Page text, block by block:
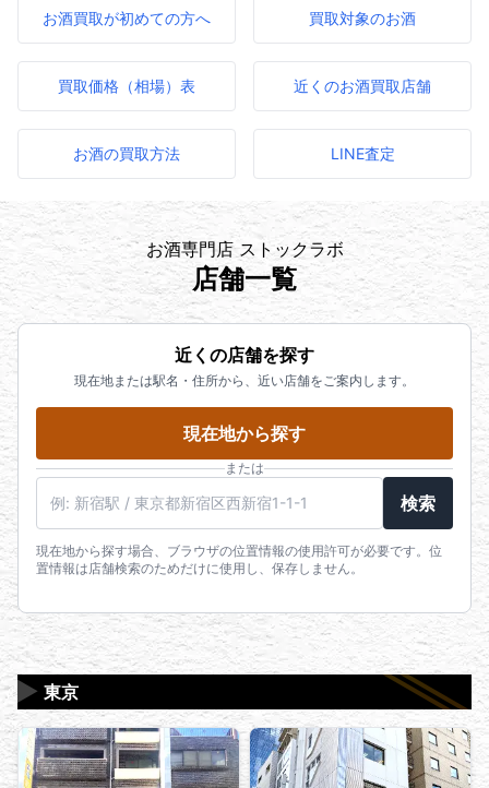
お酒買取が初めての方へ 買取対象のお酒
買取価格（相場）表 近くのお酒買取店舗
お酒の買取方法 LINE査定
お酒専門店 ストックラボ
店舗一覧
近くの店舗を探す
現在地または駅名・住所から、近い店舗をご案内します。
現在地から探す
または
検索
現在地から探す場合、ブラウザの位置情報の使用許可が必要です。位
置情報は店舗検索のためだけに使用し、保存しません。
東京
▶